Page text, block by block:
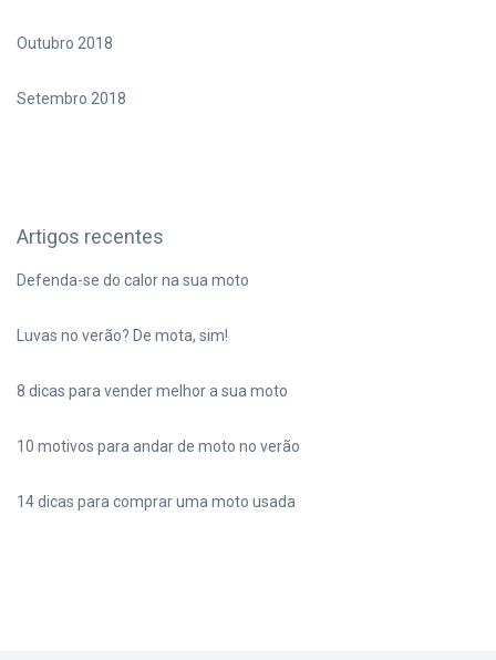
Outubro 2018
Setembro 2018
Artigos recentes
Defenda-se do calor na sua moto
Luvas no verão? De mota, sim!
8 dicas para vender melhor a sua moto
10 motivos para andar de moto no verão
14 dicas para comprar uma moto usada